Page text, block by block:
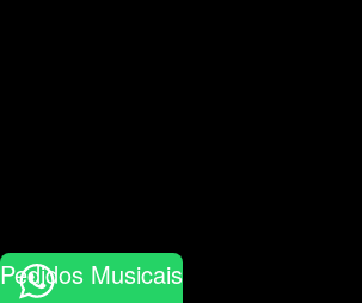
Pedidos Musicais